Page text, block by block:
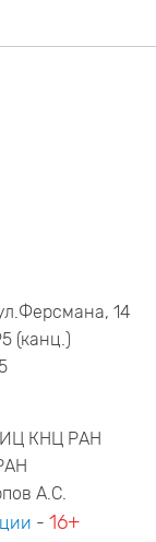
14
(канц.)
КНЦ РАН
А.С.
- 16+